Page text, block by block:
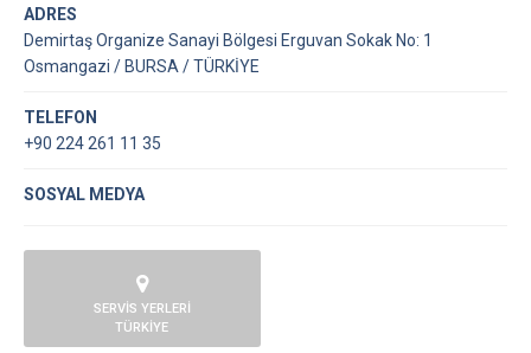
ADRES
Demirtaş Organize Sanayi Bölgesi Erguvan Sokak No: 1
Osmangazi / BURSA / TÜRKİYE
TELEFON
+90 224 261 11 35
SOSYAL MEDYA
SERVİS YERLERİ
TÜRKİYE